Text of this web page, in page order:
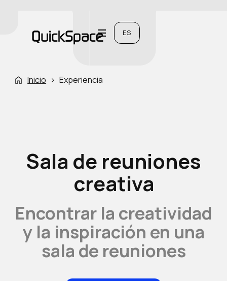
ES
Inicio › Experiencia
Sala de reuniones
creativa
Encontrar la creatividad
y la inspiración en una
sala de reuniones